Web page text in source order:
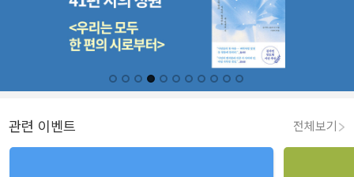
관련 이벤트 전체보기